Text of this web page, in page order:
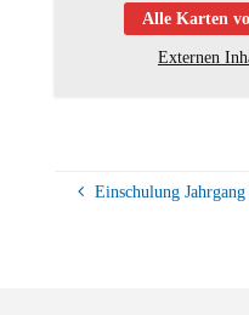
Alle Karten
Externen
Einschulung Jahrgang